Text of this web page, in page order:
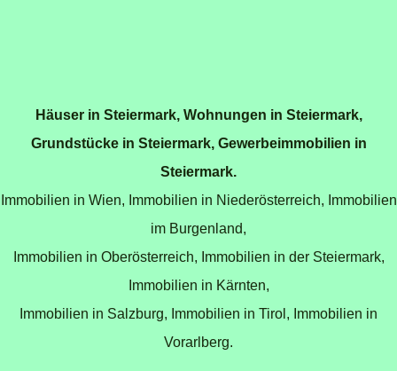
Häuser in Steiermark, Wohnungen in Steiermark,
Grundstücke in Steiermark, Gewerbeimmobilien in
Steiermark.
Immobilien in Wien, Immobilien in Niederösterreich, Immobilien
im Burgenland,
Immobilien in Oberösterreich, Immobilien in der Steiermark,
Immobilien in Kärnten,
Immobilien in Salzburg, Immobilien in Tirol , Immobilien in
Vorarlberg.